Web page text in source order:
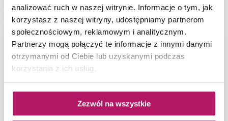
analizować ruch w naszej witrynie. Informacje o tym, jak
korzystasz z naszej witryny, udostępniamy partnerom
społecznościowym, reklamowym i analitycznym.
Partnerzy mogą połączyć te informacje z innymi danymi
otrzymanymi od Ciebie lub uzyskanymi podczas
korzystania z ich usług.
Zezwól na wszystkie